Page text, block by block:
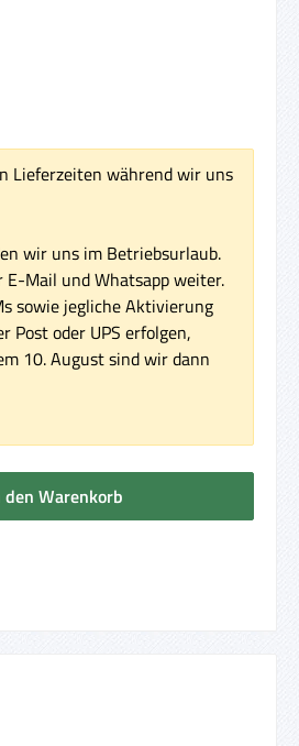
Lieferzeiten während wir uns
wir uns im Betriebsurlaub.
Mail und Whatsapp weiter.
sowie jegliche Aktivierung
Post oder UPS erfolgen,
10. August sind wir dann
oder benutze die Schaltflächen um die
den Warenkorb